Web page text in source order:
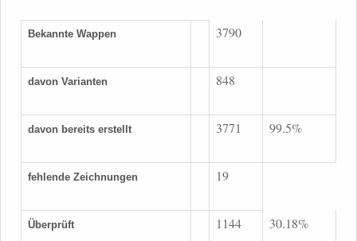
Bekannte Wappen 3790
davon Varianten 848
davon bereits erstellt 3771 99.5%
fehlende Zeichnungen 19
Überprüft 1144 30.18%